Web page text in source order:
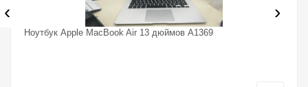
Ноутбук Apple MacBook Air 13 дюймов A1369
‹ ›